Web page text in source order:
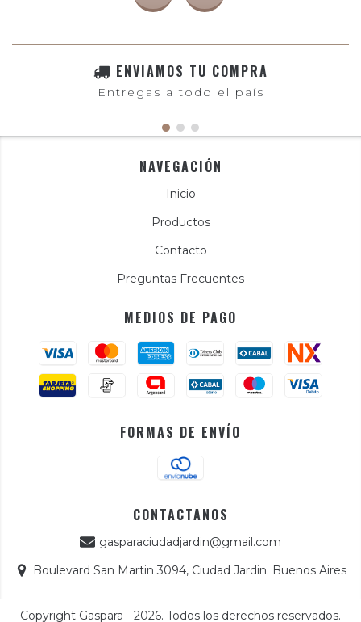
ENVIAMOS TU COMPRA
Entregas a todo el país
NAVEGACIÓN
Inicio
Productos
Contacto
Preguntas Frecuentes
MEDIOS DE PAGO
FORMAS DE ENVÍO
CONTACTANOS
gasparaciudadjardin@gmail.com
Boulevard San Martin 3094, Ciudad Jardin. Buenos Aires
Copyright Gaspara - 2026. Todos los derechos reservados.